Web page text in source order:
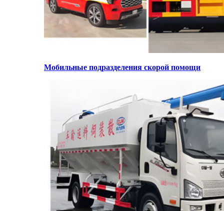
Мобильные подразделения скорой помощи